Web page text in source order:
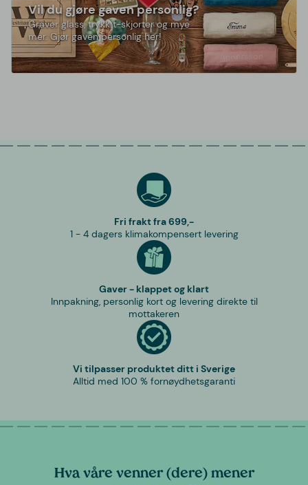
Vil du gjøre gaven personlig?
Graver glass, trykk t-skjorter og mye
mer. Gjør gaven personlig her!
Fri frakt fra 699,-
1 - 4 dagers klimakompensert levering
Gaver - klappet og klart
Innpakning, personlig kort og levering direkte til
mottakeren
Vi tilpasser produktet ditt i Sverige
Alltid med 100 % fornøydhetsgaranti
Hva våre venner (dere) mener